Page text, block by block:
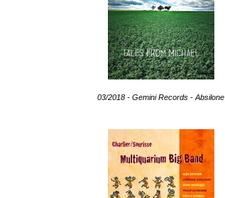
03/2018 - Gemini Records - Absilone